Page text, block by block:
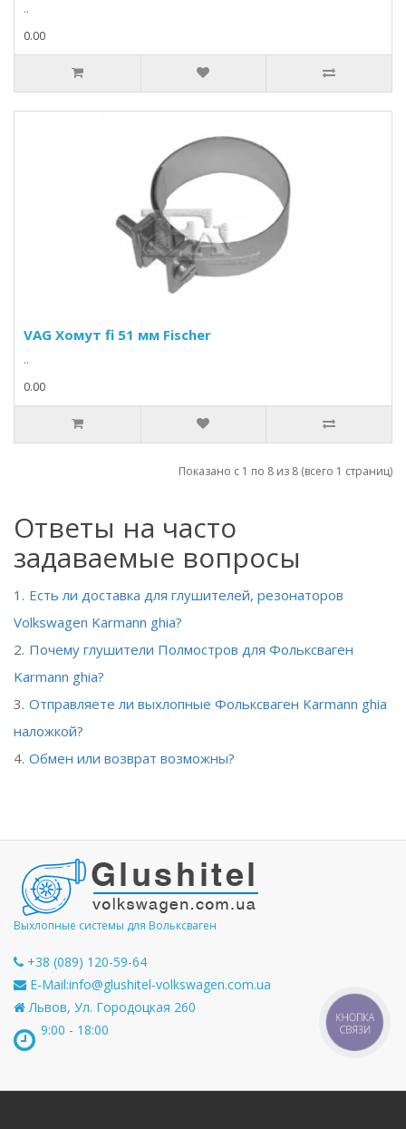
..
0.00
VAG Хомут fi 51 мм Fischer
..
0.00
Показано с 1 по 8 из 8 (всего 1 страниц)
Ответы на часто
задаваемые вопросы
Есть ли доставка для глушителей, резонаторов
Volkswagen Karmann ghia?
Почему глушители Полмостров для Фольксваген
Karmann ghia?
Отправляете ли выхлопные Фольксваген Karmann ghia
наложкой?
Обмен или возврат возможны?
Выхлопные системы для Вольксваген
+38 (089) 120-59-64
E-Mail:info@glushitel-volkswagen.com.ua
Львов, Ул. Городоцкая 260
9:00 - 18:00
КНОПКА
СВЯЗИ